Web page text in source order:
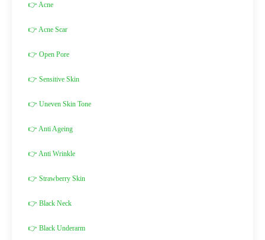
👉 Acne
👉 Acne Scar
👉 Open Pore
👉 Sensitive Skin
👉 Uneven Skin Tone
👉 Anti Ageing
👉 Anti Wrinkle
👉 Strawberry Skin
👉 Black Neck
👉 Black Underarm